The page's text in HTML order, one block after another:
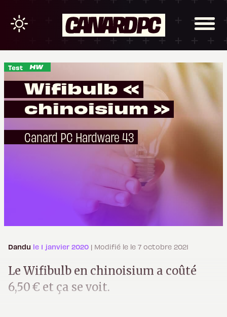
Test
Wifibulb «
chinoisium »
Canard PC Hardware 43
Dandu le 1 janvier 2020 | Modifié le le 7 octobre 2021
Le Wifibulb en chinoisium a coûté
6,50 € et ça se voit.